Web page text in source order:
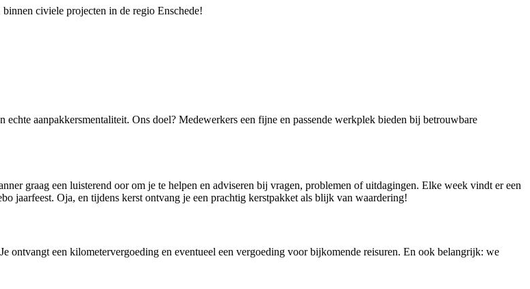
civiele projecten in de regio Enschede!
aanpakkersmentaliteit. Ons doel? Medewerkers een fijne en passende werkplek bieden bij betrouwbare
graag een luisterend oor om je te helpen en adviseren bij vragen, problemen of uitdagingen. Elke week vindt er een
jaarfeest. Oja, en tijdens kerst ontvang je een prachtig kerstpakket als blijk van waardering!
ontvangt een kilometervergoeding en eventueel een vergoeding voor bijkomende reisuren. En ook belangrijk: we